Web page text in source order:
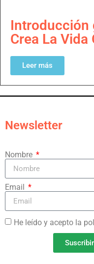
Introducción
Crea La Vida
Leer más
Newsletter
Nombre
Email
He leído y acepto la